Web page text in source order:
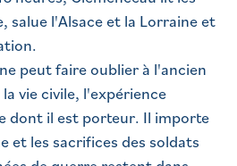
salue l'Alsace et la Lorraine et
peut faire oublier à l'ancien
vie civile, l'expérience
dont il est porteur. Il importe
et les sacrifices des soldats